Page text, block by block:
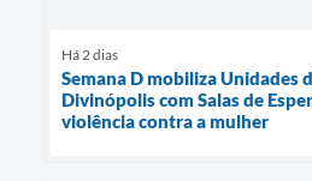
Há 2 dias
Semana D mobiliza Unidades
Divinópolis com Salas de
violência contra a mulher